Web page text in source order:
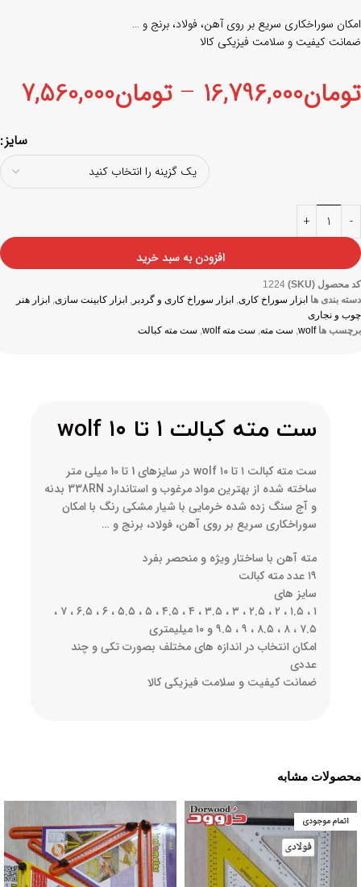
امکان سوراخکاری سریع بر روی آهن، فولاد، برنج و …
ضمانت کیفیت و سلامت فیزیکی کالا
تومان16,796,000
– تومان7,560,000
سایز
افزودن به سبد خرید
کد محصول (SKU)
1224
دسته بندی ها ابزار سوراخ کاری, ابزار سوراخ کاری و گردبر , ابزار کابینت سازی, ابزار هنر
چوب و نجاری
برچسب ها wolf
, ست مته, ست مته wolf , ست مته کبالت
ست مته کبالت ۱ تا ۱۰ wolf
ست مته کبالت ۱ تا ۱۰ wolf در سایزهای 1 تا 10 میلی متر
ساخته شده از بهترین مواد مرغوب و استاندارد 338RN بدنه
و آج سنگ زده شده خرمایی با شیار مشکی رنگ با امکان
سوراخکاری سریع بر روی آهن، فولاد، برنج و …
مته آهن با ساختار ویژه و منحصر بفرد
۱۹ عدد مته کبالت
سایز های
۱ ، ۱.۵ ، ۲ ، ۲.۵ ، ۳ ، ۳.۵ ، ۴ ، ۴.۵ ، ۵ ، ۵.۵ ، ۶ ، ۶.۵ ، ۷ ،
۷.۵ ، ۸ ، ۸.۵ ، ۹ ، ۹.۵ و ۱۰ میلیمتری
امکان انتخاب در اندازه های مختلف بصورت تکی و چند
عددی
ضمانت کیفیت و سلامت فیزیکی کالا
محصولات مشابه
اتمام موجودی